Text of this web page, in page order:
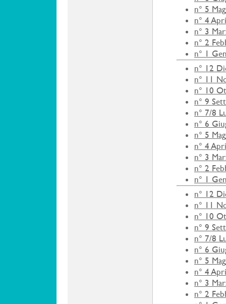
n° 5
n° 4
n° 3
n° 2
n° 1
n° 12
n° 11
n° 10
n° 9
n° 7/8
n° 6
n° 5
n° 4
n° 3
n° 2
n° 1
n° 12
n° 11
n° 10
n° 9
n° 7/8
n° 6
n° 5
n° 4
n° 3
n° 2